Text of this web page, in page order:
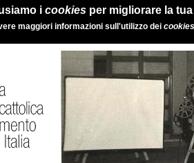
i cookies per migliorare la
maggiori informazioni sull'utilizzo dei cookies